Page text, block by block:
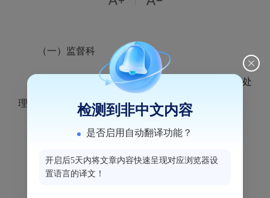
（一）监督科
1.对12345、12320等投诉平台投诉件进行核实处
理。
2.开展卫生监督日常监督检查。
（二）监测科
检测到非中文内容
是否启用自动翻译功能？
开启后5天内将文章内容快速呈现对应浏览器设
置语言的译文！